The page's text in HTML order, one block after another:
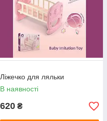
Ліжечко для ляльки
В наявності
620 ₴